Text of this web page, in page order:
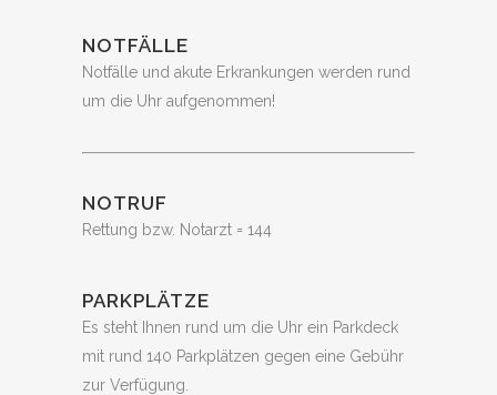
NOTFÄLLE
Notfälle und akute Erkrankungen werden rund
um die Uhr aufgenommen!
NOTRUF
Rettung bzw. Notarzt = 144
PARKPLÄTZE
Es steht Ihnen rund um die Uhr ein Parkdeck
mit rund 140 Parkplätzen gegen eine Gebühr
zur Verfügung.